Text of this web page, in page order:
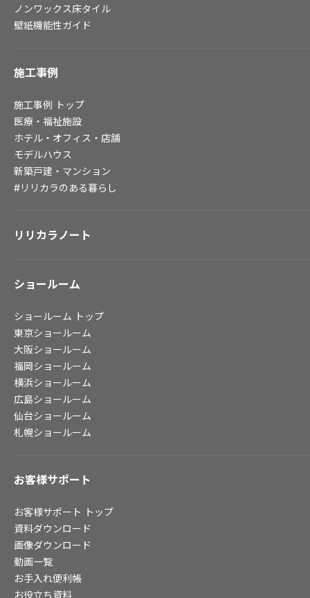
お問い合わせ（一般のお客様）
サンプル・カタログ請求／お問い合わせ（ビジネスのお客様）
よくあるご質問
非住宅案件に関するお問い合わせ
事業紹介
オフィスソリューション事業
不動産投資開発事業
会社情報
会社情報
IR情報
採用情報
ノンワックス床タイル
壁紙機能性ガイド
施工事例
施工事例 トップ
医療・福祉施設
ホテル・オフィス・店舗
モデルハウス
新築戸建・マンション
#リリカラのある暮らし
リリカラノート
ショールーム
ショールーム トップ
東京ショールーム
大阪ショールーム
福岡ショールーム
横浜ショールーム
広島ショールーム
仙台ショールーム
札幌ショールーム
お客様サポート
お客様サポート トップ
資料ダウンロード
画像ダウンロード
動画一覧
お手入れ便利帳
お役立ち資料